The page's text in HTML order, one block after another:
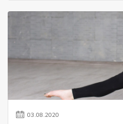
03.08.2020